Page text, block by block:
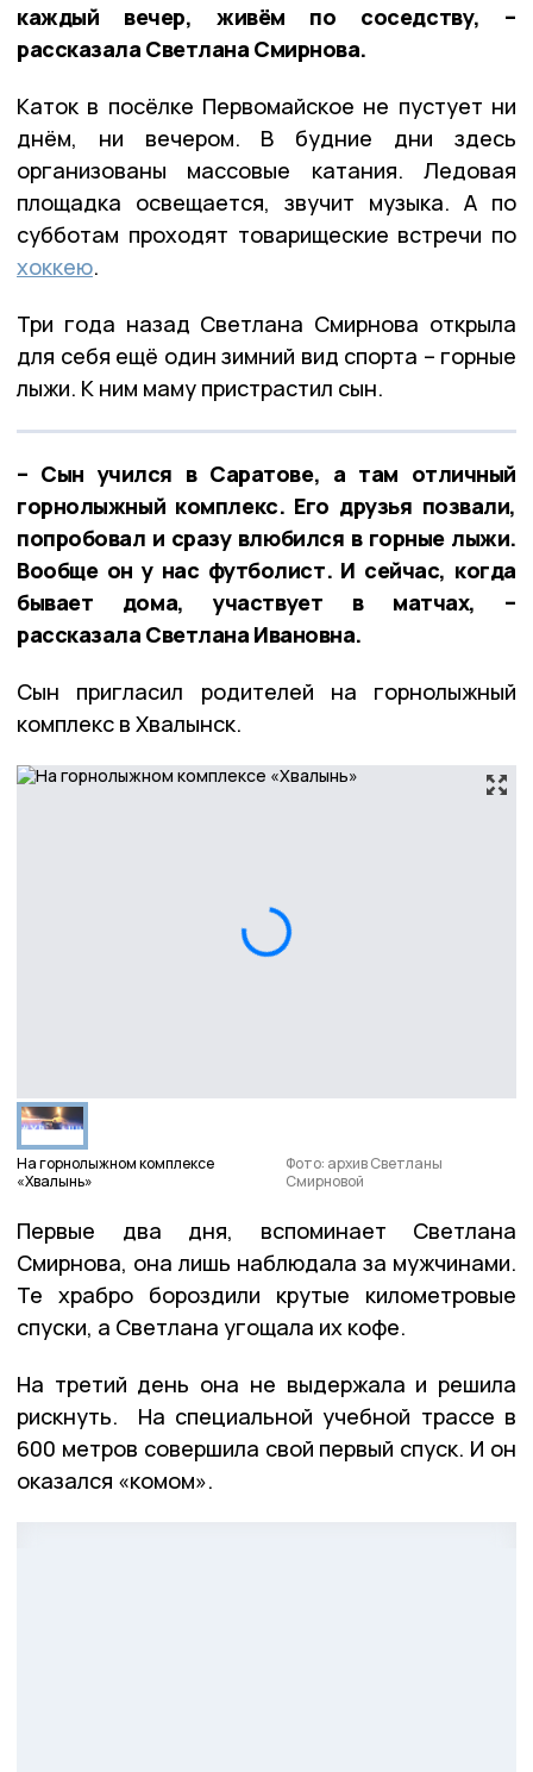
каждый вечер, живём по соседству, –
рассказала Светлана Смирнова.
Каток в посёлке Первомайское не пустует ни
днём, ни вечером. В будние дни здесь
организованы массовые катания. Ледовая
площадка освещается, звучит музыка. А по
субботам проходят товарищеские встречи по
хоккею.
Три года назад Светлана Смирнова открыла
для себя ещё один зимний вид спорта – горные
лыжи. К ним маму пристрастил сын.
– Сын учился в Саратове, а там отличный
горнолыжный комплекс. Его друзья позвали,
попробовал и сразу влюбился в горные лыжи.
Вообще он у нас футболист. И сейчас, когда
бывает дома, участвует в матчах, –
рассказала Светлана Ивановна.
Сын пригласил родителей на горнолыжный
комплекс в Хвалынск.
На горнолыжном комплексе
«Хвалынь»
Фото: архив Светланы
Смирновой
Первые два дня, вспоминает Светлана
Смирнова, она лишь наблюдала за мужчинами.
Те храбро бороздили крутые километровые
спуски, а Светлана угощала их кофе.
На третий день она не выдержала и решила
рискнуть. На специальной учебной трассе в
600 метров совершила свой первый спуск. И он
оказался «комом».